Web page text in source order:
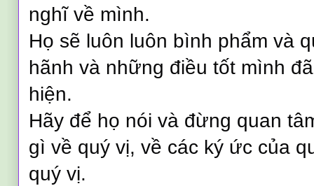
nghĩ về mình.
Họ sẽ luôn luôn bình phẩm và
hãnh và những điều tốt mình
hiện.
Hãy để họ nói và đừng quan
gì về quý vị, về các ký ức của
quý vị.